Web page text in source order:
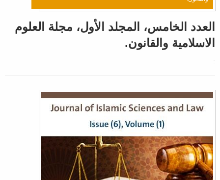
العدد الخامس، المجلد الأول، مجلة العلوم
الاسلامية والقانون.
: